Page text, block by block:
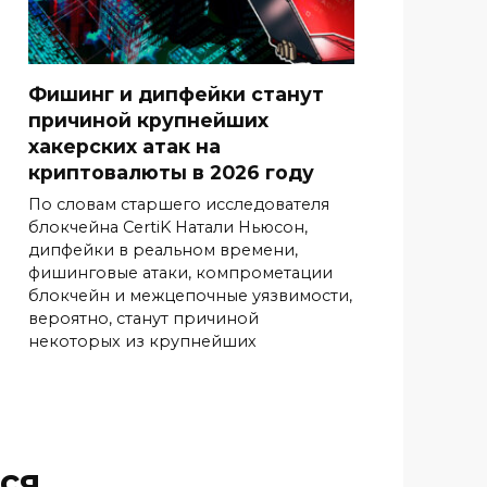
Фишинг и дипфейки станут
причиной крупнейших
хакерских атак на
криптовалюты в 2026 году
По словам старшего исследователя
блокчейна CertiK Натали Ньюсон,
дипфейки в реальном времени,
фишинговые атаки, компрометации
блокчейн и межцепочные уязвимости,
вероятно, станут причиной
некоторых из крупнейших